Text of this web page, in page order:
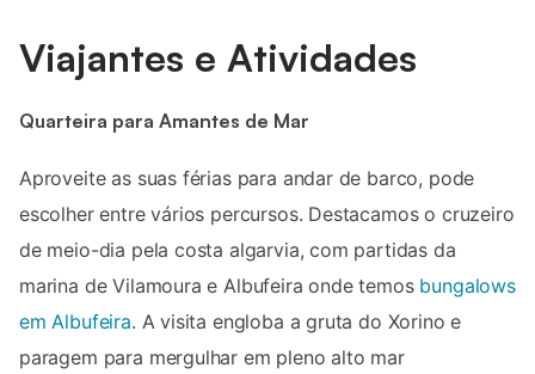
Viajantes e Atividades
Quarteira para Amantes de Mar
Aproveite as suas férias para andar de barco, pode
escolher entre vários percursos. Destacamos o cruzeiro
de meio-dia pela costa algarvia, com partidas da
marina de Vilamoura e Albufeira onde temos bungalows
em Albufeira. A visita engloba a gruta do Xorino e
paragem para mergulhar em pleno alto mar